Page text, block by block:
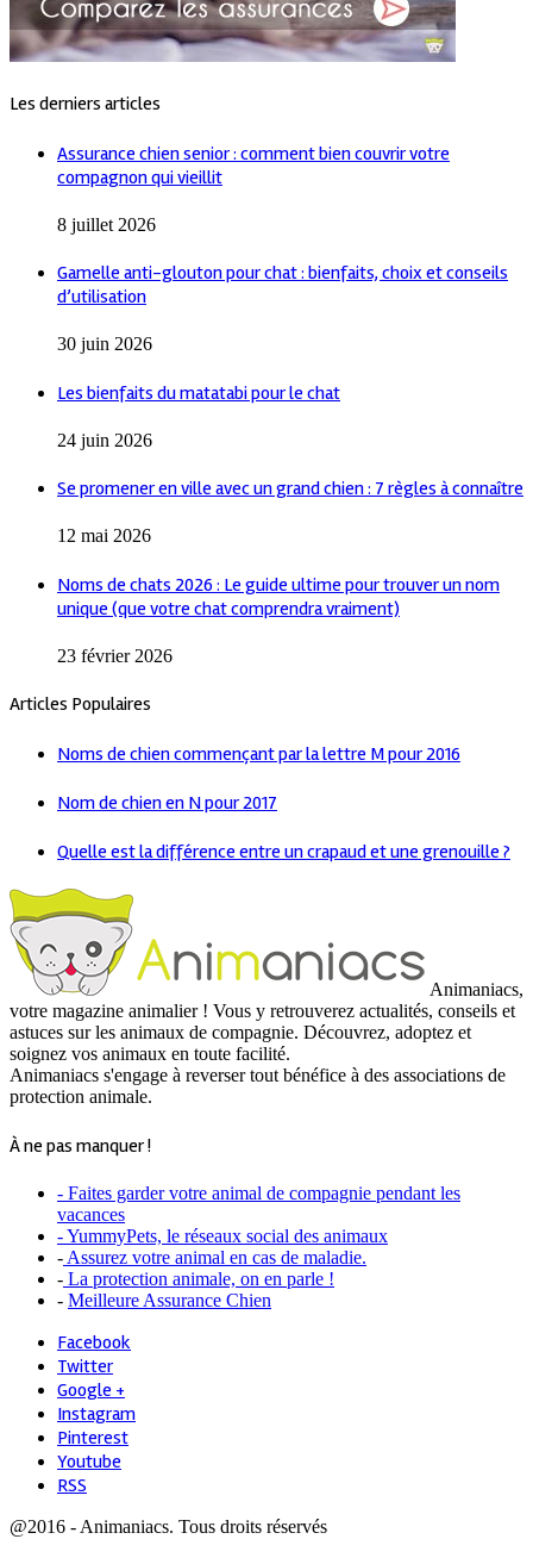
Les derniers articles
Assurance chien senior : comment bien couvrir votre
compagnon qui vieillit
8 juillet 2026
Gamelle anti-glouton pour chat : bienfaits, choix et conseils
d’utilisation
30 juin 2026
Les bienfaits du matatabi pour le chat
24 juin 2026
Se promener en ville avec un grand chien : 7 règles à connaître
12 mai 2026
Noms de chats 2026 : Le guide ultime pour trouver un nom
unique (que votre chat comprendra vraiment)
23 février 2026
Articles Populaires
Noms de chien commençant par la lettre M pour 2016
Nom de chien en N pour 2017
Quelle est la différence entre un crapaud et une grenouille ?
Animaniacs,
votre magazine animalier ! Vous y retrouverez actualités, conseils et
astuces sur les animaux de compagnie. Découvrez, adoptez et
soignez vos animaux en toute facilité.
Animaniacs s'engage à reverser tout bénéfice à des associations de
protection animale.
À ne pas manquer !
- Faites garder votre animal de compagnie pendant les
vacances
- YummyPets, le réseaux social des animaux
- Assurez votre animal en cas de maladie.
- La protection animale, on en parle !
- Meilleure Assurance Chien
Facebook
Twitter
Google +
Instagram
Pinterest
Youtube
RSS
@2016 - Animaniacs. Tous droits réservés